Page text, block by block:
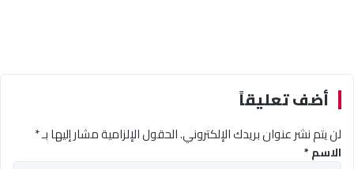
أضف تعليقاً
لن يتم نشر عنوان بريدك الإلكتروني.الحقول الإلزامية مشار إليها بـ*
الاسم*